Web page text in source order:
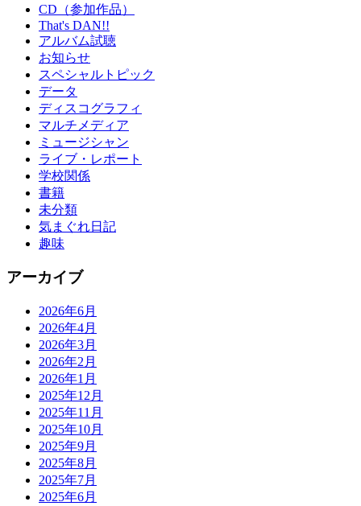
CD（参加作品）
That's DAN!!
アルバム試聴
お知らせ
スペシャルトピック
データ
ディスコグラフィ
マルチメディア
ミュージシャン
ライブ・レポート
学校関係
書籍
未分類
気まぐれ日記
趣味
アーカイブ
2026年6月
2026年4月
2026年3月
2026年2月
2026年1月
2025年12月
2025年11月
2025年10月
2025年9月
2025年8月
2025年7月
2025年6月